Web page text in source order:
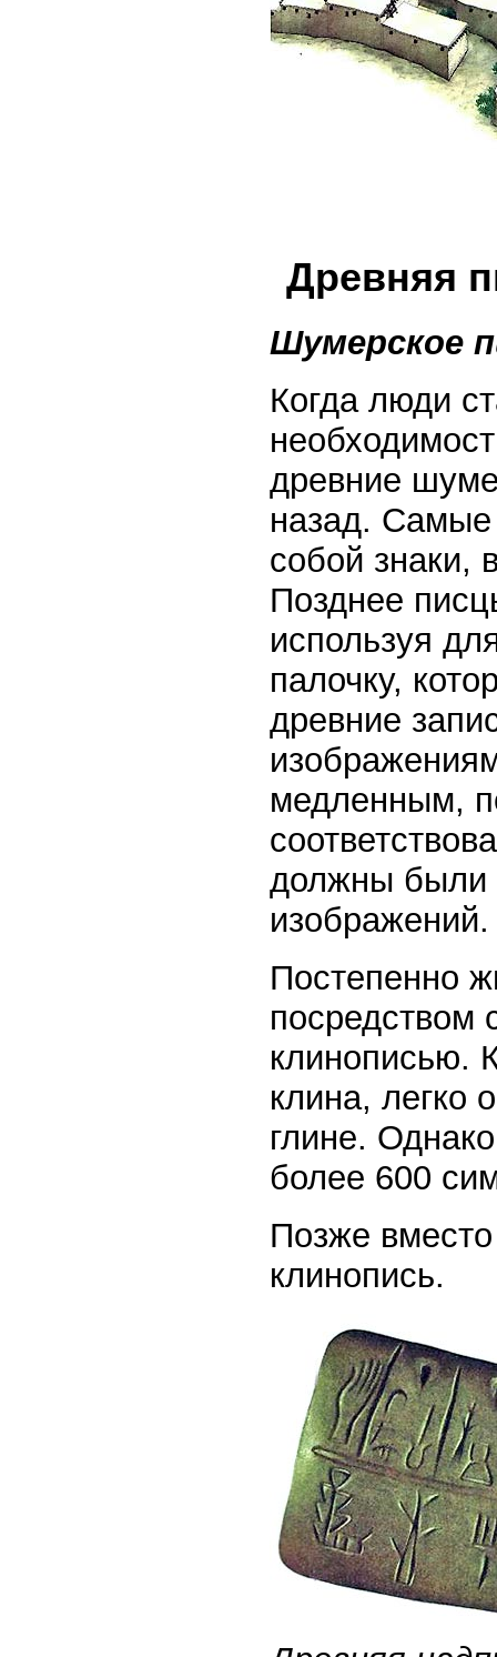
Древняя
Шумерское
Когда люди
древние
назад. Самые
собой знаки,
Позднее
используя
палочку,
древние
медленным,
должны были
изображений.
Постепенно
посредством
клинописью.
клина, легко
глине.
более 600
Позже
клинопись.